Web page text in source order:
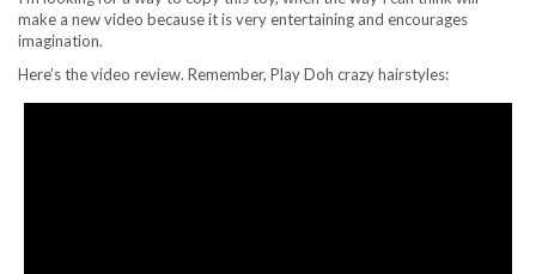
make a new video because it is very entertaining and encourages
imagination.
Here’s the video review. Remember, Play Doh crazy hairstyles: